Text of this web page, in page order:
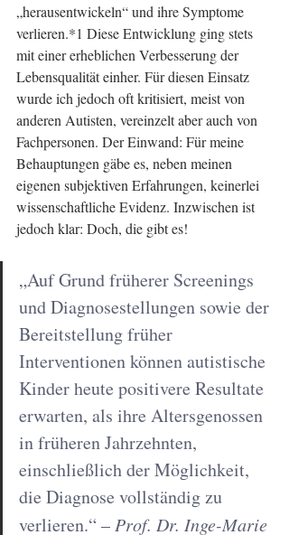
„herausentwickeln“ und ihre Symptome
verlieren.*1 Diese Entwicklung ging stets
mit einer erheblichen Verbesserung der
Lebensqualität einher. Für diesen Einsatz
wurde ich jedoch oft kritisiert, meist von
anderen Autisten, vereinzelt aber auch von
Fachpersonen. Der Einwand: Für meine
Behauptungen gäbe es, neben meinen
eigenen subjektiven Erfahrungen, keinerlei
wissenschaftliche Evidenz. Inzwischen ist
jedoch klar: Doch, die gibt es!
„Auf Grund früherer Screenings
und Diagnosestellungen sowie der
Bereitstellung früher
Interventionen können autistische
Kinder heute positivere Resultate
erwarten, als ihre Altersgenossen
in früheren Jahrzehnten,
einschließlich der Möglichkeit,
die Diagnose vollständig zu
verlieren.“ – Prof. Dr. Inge-Marie